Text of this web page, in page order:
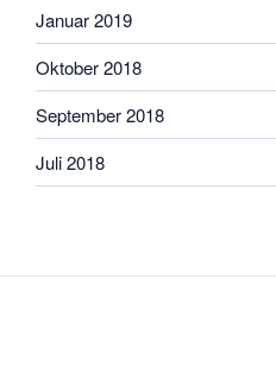
Januar 2019
Oktober 2018
September 2018
Juli 2018